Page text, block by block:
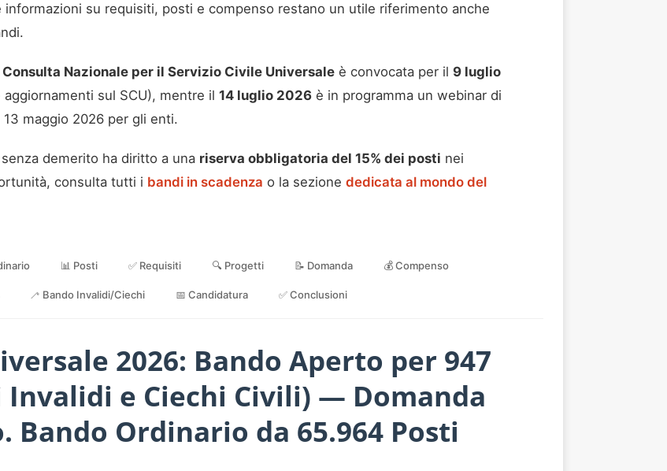
su requisiti, posti e compenso restano un utile riferimento anche
Consulta Nazionale per il Servizio Civile Universale è convocata per il 9 luglio
sul SCU), mentre il 14 luglio 2026 è in programma un webinar di
maggio 2026 per gli enti.
demerito ha diritto a una riserva obbligatoria del 15% dei posti nei
consulta tutti i bandi in scadenza o la sezione dedicata al mondo del
📊 Posti ✅ Requisiti 🔍 Progetti 📝 Domanda 💰 Compenso
🦯 Bando Invalidi/Ciechi 📅 Candidatura ✅ Conclusioni
2026: Bando Aperto per 947
e Ciechi Civili) — Domanda
Bando Ordinario da 65.964 Posti